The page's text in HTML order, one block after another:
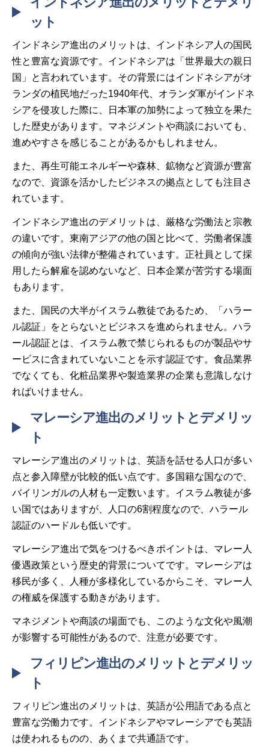
ット
インドネシア進出のメリットは、インドネシア人の国民
性と豊富な資源です。インドネシアは「世界最大の親日
国」と言われています。その背景にはインドネシアがオ
ランダの植民地だった1940年代、オランダ軍がインドネ
シアを侵攻した際に、日本軍の加勢によって独立を果た
した歴史があります。マネジメントや商談においても、
進めやすさを感じることがあるかもしれません。
また、再生可能エネルギーや森林、鉱物など資源が豊富
なので、資源を活かしたビジネスの拠点としても注目さ
れています。
インドネシア進出のデメリットは、厳格な労働法と宗教
の違いです。東南アジアの他の国と比べて、労働者保護
の傾向が強い法律が整備されています。正社員として採
用したら解雇を認めないなど、日本企業が苦労する場面
もあります。
また、国民の大半がイスラム教徒であるため、「ハラー
ル認証」をとらないとビジネスを進められません。ハラ
ール認証とは、イスラム教で禁じられるものが製品やサ
ービスに含まれていないことを示す認証です。食品業界
でなくても、化粧品業界や製造業界の企業も意識しなけ
ればいけません。
マレーシア進出のメリットとデメリッ
ト
マレーシア進出のメリットは、英語を話せる人口が多い
点と参入障壁が比較的低い点です。多国籍な国なので、
バイリンガルの人材も一定数います。イスラム教徒が多
い国ではありますが、人口の6割程度なので、ハラール
認証のハードルも低いです。
マレーシア進出で気をつけるべきポイントは、マレー人
優遇政策という歴史的背景についてです。マレーシアは
移民が多く、人種が多様化しているからこそ、マレー人
の権威を保護する動きがあります。
マネジメントや商談の場面でも、このような文化や風潮
が影響する可能性があるので、注意が必要です。
フィリピン進出のメリットとデメリッ
ト
フィリピン進出のメリットは、英語が公用語である点と
豊富な労働力です。インドネシアやマレーシアでも英語
は使われるものの、あくまで共通語です。